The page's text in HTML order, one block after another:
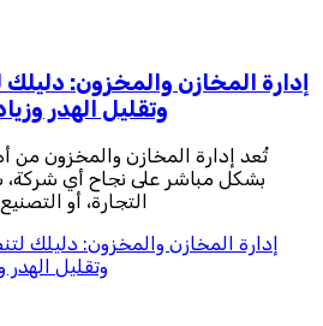
إدارة المخازن والمخزون:
وتقليل الهدر
تُعد إدارة المخازن والمخزون من
بشكل مباشر على نجاح أي
التجارة، أو
إدارة المخازن والمخزون: دليلك
وتقليل الهدر